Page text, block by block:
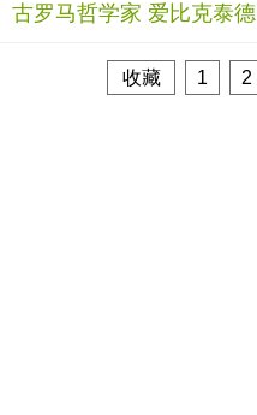
古罗马哲学家 爱比克泰德
收藏 1 2